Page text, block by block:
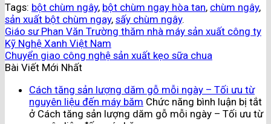
Tags: bột chùm ngây, bột chùm ngay hòa tan, chùm ngây,
sản xuất bột chùm ngay, sấy chùm ngây.
Giáo sư Phan Văn Trường thăm nhà máy sản xuất công ty
Kỹ Nghệ Xanh Việt Nam
Chuyển giao công nghệ sản xuất kẹo sữa chua
Bài Viết Mới Nhất
Cách tăng sản lượng dăm gỗ mỗi ngày – Tối ưu từ
nguyên liệu đến máy băm Chức năng bình luận bị tắt
ở Cách tăng sản lượng dăm gỗ mỗi ngày – Tối ưu từ